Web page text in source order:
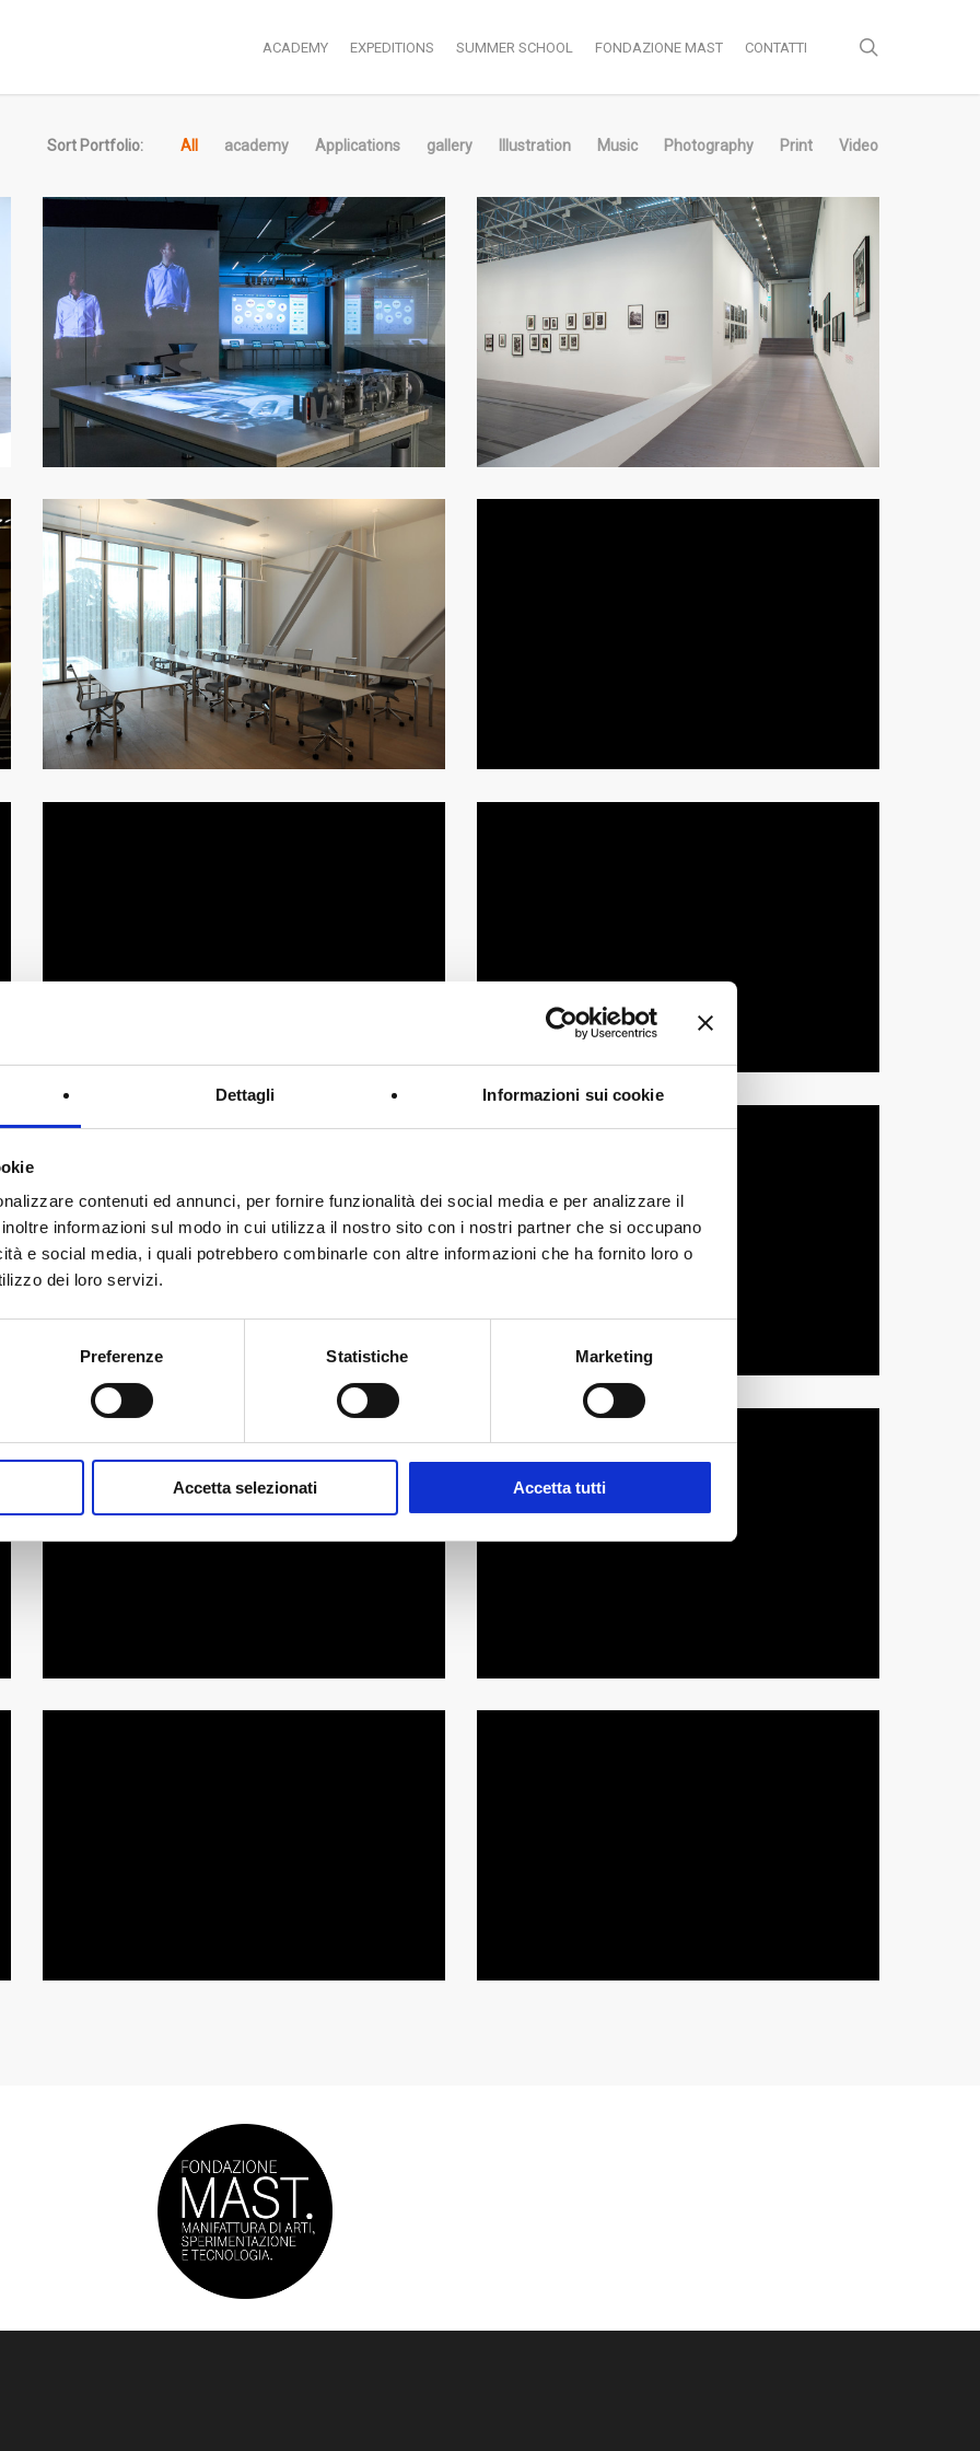
Dettagli Informazioni sui cookie
contenuti ed annunci, per fornire funzionalità dei social media e per analizzare il
informazioni sul modo in cui utilizza il nostro sito con i nostri partner che si occupano
e social media, i quali potrebbero combinarle con altre informazioni che ha fornito loro o
dei loro servizi.
Preferenze Statistiche Marketing
Accetta selezionati Accetta tutti
ACADEMY EXPEDITIONS SUMMER SCHOOL FONDAZIONE MAST CONTATTI
Sort Portfolio: All academy Applications gallery Illustration Music Photography Print Video